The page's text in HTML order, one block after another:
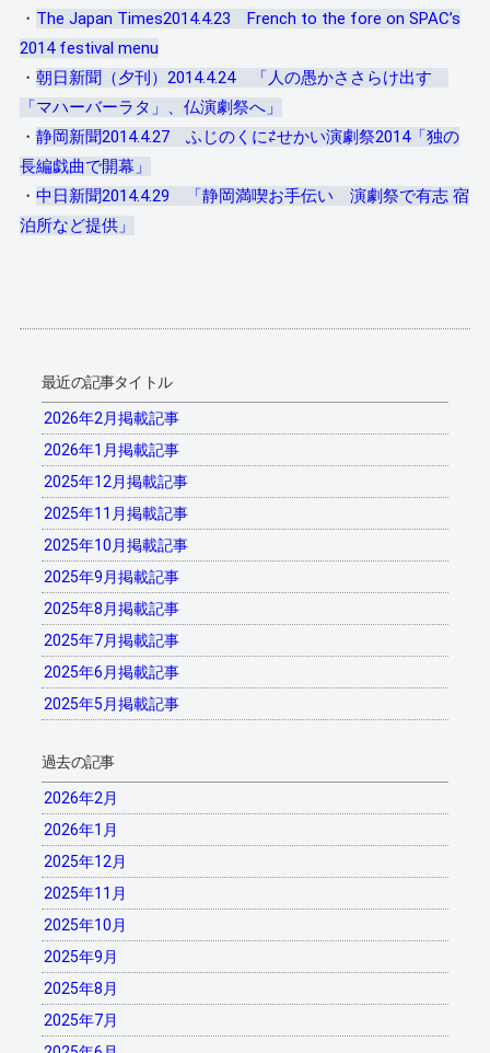
・ The Japan Times2014.4.23 French to the fore on SPAC’s
2014 festival menu
・ 朝日新聞（夕刊）2014.4.24 「人の愚かささらけ出す
「マハーバーラタ」、仏演劇祭へ」
・ 静岡新聞2014.4.27 ふじのくに⇄せかい演劇祭2014「独の
長編戯曲で開幕」
・ 中日新聞2014.4.29 「静岡満喫お手伝い 演劇祭で有志 宿
泊所など提供」
最近の記事タイトル
2026年2月掲載記事
2026年1月掲載記事
2025年12月掲載記事
2025年11月掲載記事
2025年10月掲載記事
2025年9月掲載記事
2025年8月掲載記事
2025年7月掲載記事
2025年6月掲載記事
2025年5月掲載記事
過去の記事
2026年2月
2026年1月
2025年12月
2025年11月
2025年10月
2025年9月
2025年8月
2025年7月